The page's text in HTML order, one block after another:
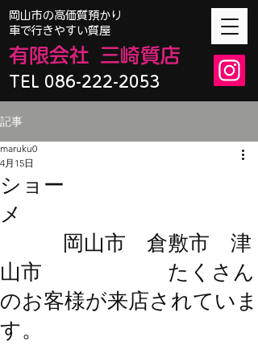
TEL 086-222-2053
​岡山市の高価質預かり
車で行きやすい質屋
有限会社 三崎質店
記事
ショー
メ
岡山市 倉敷市 津
山市 たくさん
のお客様が来店されていま
す。
maruku0
4月15日